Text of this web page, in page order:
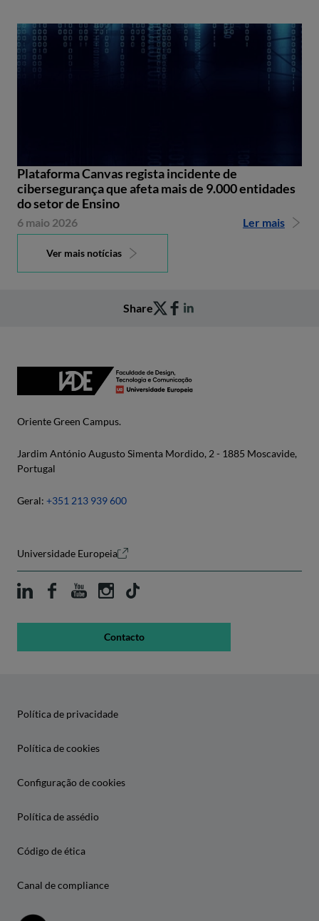
Plataforma Canvas regista incidente de
cibersegurança que afeta mais de 9.000 entidades
do setor de Ensino
6 maio 2026 Ler mais
Ver mais notícias
Share
Oriente Green Campus.
Jardim António Augusto Simenta Mordido, 2 - 1885 Moscavide,
Portugal
Geral: +351 213 939 600
Universidade Europeia
Contacto
Política de privacidade
Política de cookies
Configuração de cookies
Política de assédio
Código de ética
Canal de compliance